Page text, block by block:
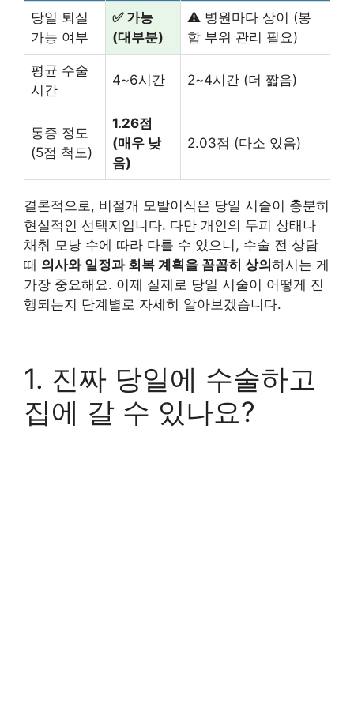
당일 퇴실
가능 여부
✅ 가능
(대부분)
⚠️ 병원마다 상이 (봉
합 부위 관리 필요)
평균 수술
시간
4~6시간 2~4시간 (더 짧음)
통증 정도
(5점 척도)
1.26점
(매우 낮
음)
2.03점 (다소 있음)
결론적으로, 비절개 모발이식은 당일 시술이 충분히
현실적인 선택지입니다. 다만 개인의 두피 상태나
채취 모낭 수에 따라 다를 수 있으니, 수술 전 상담
때 의사와 일정과 회복 계획을 꼼꼼히 상의하시는 게
가장 중요해요. 이제 실제로 당일 시술이 어떻게 진
행되는지 단계별로 자세히 알아보겠습니다.
1. 진짜 당일에 수술하고
집에 갈 수 있나요?